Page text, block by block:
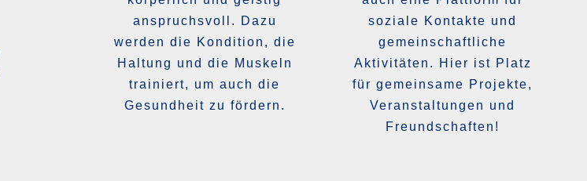
anspruchsvoll. Dazu
werden die Kondition, die
Haltung und die Muskeln
trainiert, um auch die
Gesundheit zu fördern.
soziale Kontakte und
gemeinschaftliche
Aktivitäten. Hier ist Platz
für gemeinsame Projekte,
Veranstaltungen und
Freundschaften!